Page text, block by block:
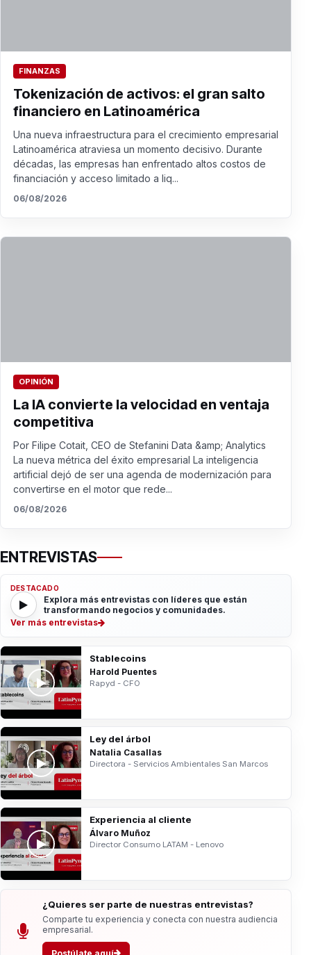
FINANZAS
Tokenización de activos: el gran salto
financiero en Latinoamérica
Una nueva infraestructura para el crecimiento empresarial
Latinoamérica atraviesa un momento decisivo. Durante
décadas, las empresas han enfrentado altos costos de
financiación y acceso limitado a liq...
06/08/2026
OPINIÓN
La IA convierte la velocidad en ventaja
competitiva
Por Filipe Cotait, CEO de Stefanini Data &amp; Analytics
La nueva métrica del éxito empresarial La inteligencia
artificial dejó de ser una agenda de modernización para
convertirse en el motor que rede...
06/08/2026
ENTREVISTAS
DESTACADO
Explora más entrevistas con líderes que están
transformando negocios y comunidades.
Ver más entrevistas
Stablecoins
Harold Puentes
Rapyd - CFO
Ley del árbol
Natalia Casallas
Directora - Servicios Ambientales San Marcos
Experiencia al cliente
Álvaro Muñoz
Director Consumo LATAM - Lenovo
¿Quieres ser parte de nuestras entrevistas?
Comparte tu experiencia y conecta con nuestra audiencia
empresarial.